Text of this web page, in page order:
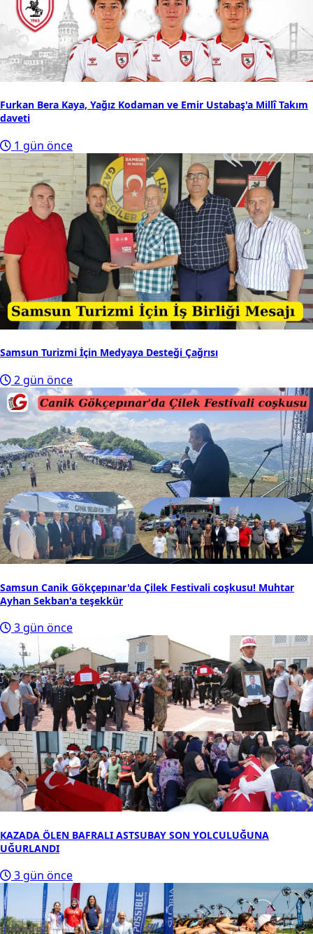
Furkan Bera Kaya, Yağız Kodaman ve Emir Ustabaş'a Millî Takım
daveti
1 gün önce
Samsun Turizmi İçin Medyaya Desteği Çağrısı
2 gün önce
Samsun Canik Gökçepınar'da Çilek Festivali coşkusu! Muhtar
Ayhan Sekban'a teşekkür
3 gün önce
KAZADA ÖLEN BAFRALI ASTSUBAY SON YOLCULUĞUNA
UĞURLANDI
3 gün önce